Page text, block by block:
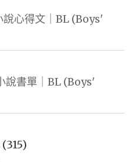
說心得文｜BL (Boys'
說書單｜BL (Boys'
(315)